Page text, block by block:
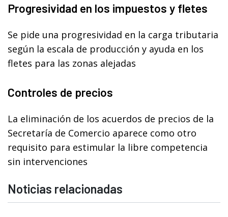
Progresividad en los impuestos y fletes
Se pide una progresividad en la carga tributaria
según la escala de producción y ayuda en los
fletes para las zonas alejadas
Controles de precios
La eliminación de los acuerdos de precios de la
Secretaría de Comercio aparece como otro
requisito para estimular la libre competencia
sin intervenciones
Noticias relacionadas